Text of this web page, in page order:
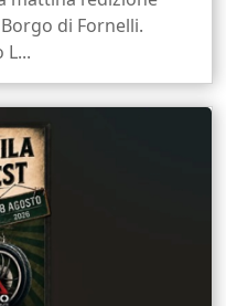
di Fornelli.